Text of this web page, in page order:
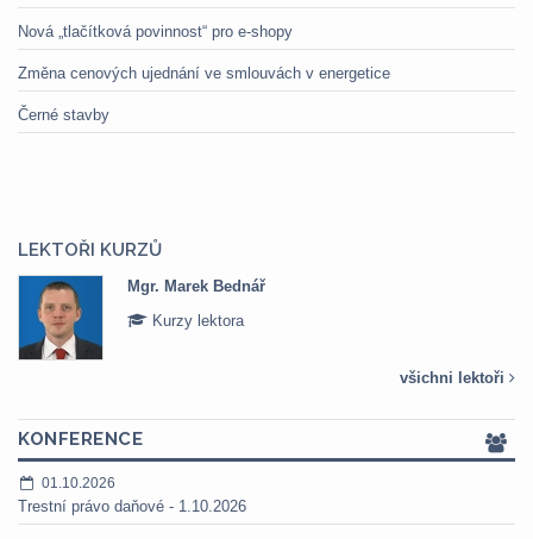
Nová „tlačítková povinnost“ pro e-shopy
Změna cenových ujednání ve smlouvách v energetice
Černé stavby
LEKTOŘI KURZŮ
Mgr. Marek Bednář
Kurzy lektora
všichni lektoři
KONFERENCE
01.10.2026
Trestní právo daňové - 1.10.2026